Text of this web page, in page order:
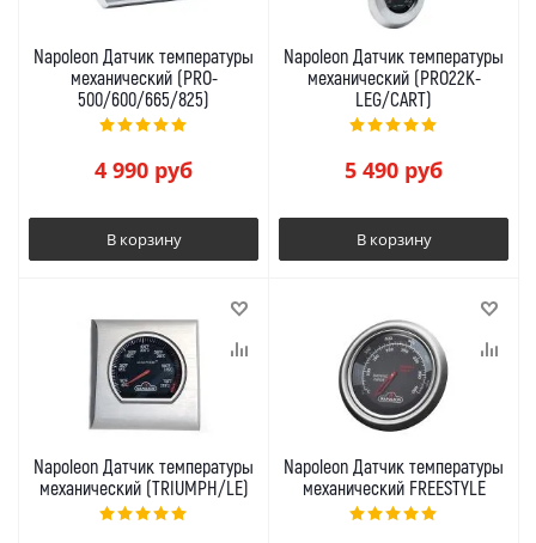
Napoleon Датчик температуры
механический (PRO-
500/600/665/825)
4 990 руб
В корзину
Napoleon Датчик температуры
механический (PRO22K-
LEG/CART)
5 490 руб
В корзину
Napoleon Датчик температуры
механический (TRIUMPH/LE)
Napoleon Датчик температуры
механический FREESTYLE